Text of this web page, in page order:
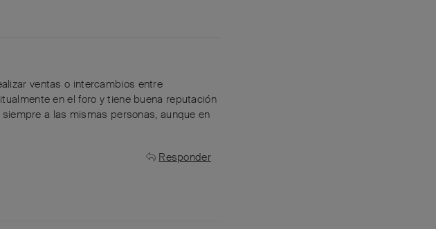
ventas o intercambios entre
en el foro y tiene buena reputación
a las mismas personas, aunque en
Responder